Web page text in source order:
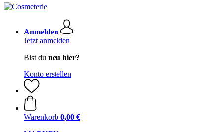
Anmelden
Jetzt anmelden
Bist du neu hier?
Konto erstellen
Warenkorb 0,00 €